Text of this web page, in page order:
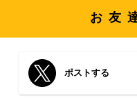
お友
ポストする